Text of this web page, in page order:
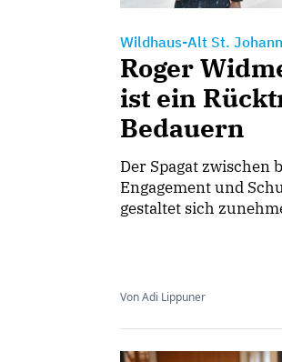
Wildhaus-Alt St. Johann
Roger
ist ein
Bedauern
Der Spagat zwischen
Engagement und
gestaltet sich
Von Adi Lippuner